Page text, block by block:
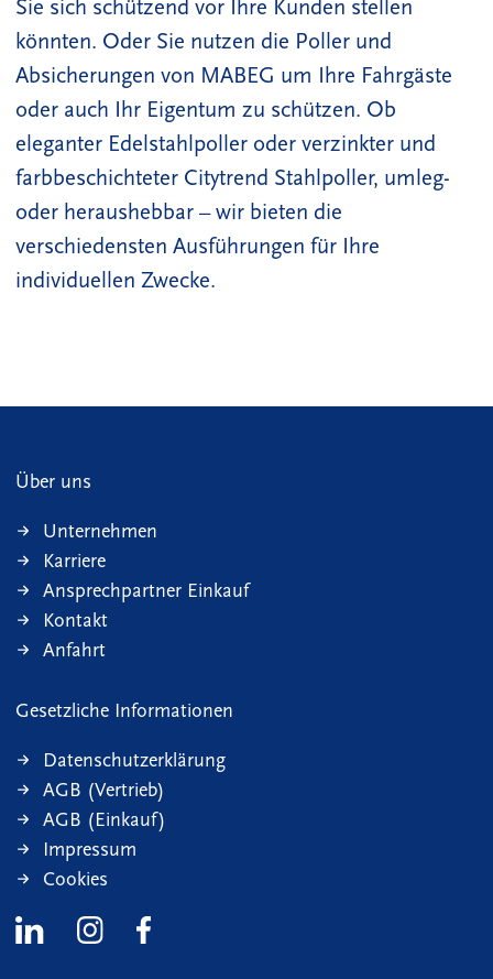
Sie sich schützend vor Ihre Kunden stellen
könnten. Oder Sie nutzen die Poller und
Absicherungen von MABEG um Ihre Fahrgäste
oder auch Ihr Eigentum zu schützen. Ob
eleganter Edelstahlpoller oder verzinkter und
farbbeschichteter Citytrend Stahlpoller, umleg-
oder heraushebbar – wir bieten die
verschiedensten Ausführungen für Ihre
individuellen Zwecke.
Über uns
Unternehmen
Karriere
Ansprechpartner Einkauf
Kontakt
Anfahrt
Gesetzliche Informationen
Datenschutzerklärung
AGB (Vertrieb)
AGB (Einkauf)
Impressum
Cookies